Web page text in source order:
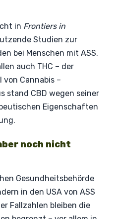
in Frontiers in
Studien zur
bei Menschen mit ASS.
auch THC – der
Cannabis –
stand CBD wegen seiner
Eigenschaften
noch nicht
Gesundheitsbehörde
in den USA von ASS
Fallzahlen bleiben die